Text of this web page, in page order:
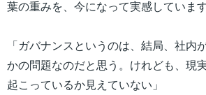
葉の重みを、今になって実感しています
「ガバナンスというのは、結局、社内
かの問題なのだと思う。けれども、現
起こっているか見えていない」